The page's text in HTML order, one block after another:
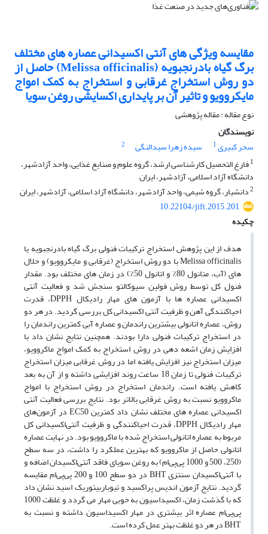
مقایسه ویژگی های آنتی اکسیدانی عصاره های مختلف
برگ گیاه بادرنجبویه (Melissa officinalis) حاصل از
دو روش استخراج غرقابی و استخراج به کمک امواج
مایکروویو و تاثیر آن بر پایداری اکسایشی روغن سویا
نوع مقاله : مقاله پژوهشی
نویسندگان
سحر کبیری1 سیده زهرا سیدالنگی
2
1فارغ التحصیل کارشناسی ارشد، گروه علوم و صنایع غذایی، واحد آزادشهر،
دانشگاه آزاد اسلامی، آزادشهر، ایران
2دانشیار، گروه شیمی، واحد آزادشهر، دانشگاه آزاد اسلامی، آزادشهر، ایران
10.22104/jift.2015.201
چکیده
هدف از این پژوهش استخراج ترکیبات فنولی برگ گیاه بادرنجبویه یا
Melissa officinalis با دو روش استخراج (غرقابی و مایکروویو) و حلال
های (آب، متانول 80٪ و اتانول 50٪) در زمان های مختلف بود. مقدار
فنول کل توسط روش فولین سیوکالتو سنجش شد و فعالیت آنتی
اکسیدانی عصاره ها با آزمون های مهار رادیکال DPPH، قدرت
احیاکنندگی آهن و ظرفیت آنتی اکسیدانی کل بررسی گردید. در هر دو
روش، عصاره اتانولی بیشترین راندمان و عصاره آبی کمترین راندمان را
در استخراج ترکیبات فنولی دارا بودند. همچنین نتایج نشان داد با
افزایش زمان اشعه دهی در روش استخراج به کمک امواج ماکروویو،
میزان استخراج نیز افزایش یافته اما در روش غرقابی میزان استخراج
ترکیبات فنولی تا زمان 18 ساعت روند افزایشی داشته و از آن به بعد
کاهش یافته است. راندمان استخراج در روش استخراج با امواج
ماکروویو نسبت به روش غرقابی بالاتر بود. نتایج بررسی فعالیت آنتی
اکسیدانی عصاره های مختلف نشان داد کمترین EC50 در آزمون‌های
مهار رادیکال DPPH، قدرت احیاکنندگی و ظرفیت آنتی‌اکسیدانی کل
مربوط به عصاره اتانولی استخراج شده با ماکروویو بود. در نهایت عصاره
اتانولی حاصل از ماکروویو که بهترین عملکرد را داشت، در سه سطح
(250، 500 و 1000 پی‌پی‌ام) به روغن سویای فاقد آنتی‌اکسیدان اضافه و
با آنتی‌اکسیدان سنتزی BHT در دو سطح 100 و 200 پی‌پی‌ام مقایسه
گردید. نتایج آزمون اندیس پراکسید و تیوباربیتوریک اسید نشان داد
که با گذشت زمان، اکسیداسیون به خوبی مهار می گردد و غلظت 1000
پی‌پی‌ام عصاره اثر بیشتری در مهار اکسیداسیون داشته و نسبت به
BHT در هر دو غلظت بهتر عمل کرده است.